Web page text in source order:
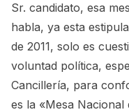
Sr. candidato, esa
habla, ya esta
de 2011, solo es
voluntad política,
Cancillería, para
es la «Mesa Nacional